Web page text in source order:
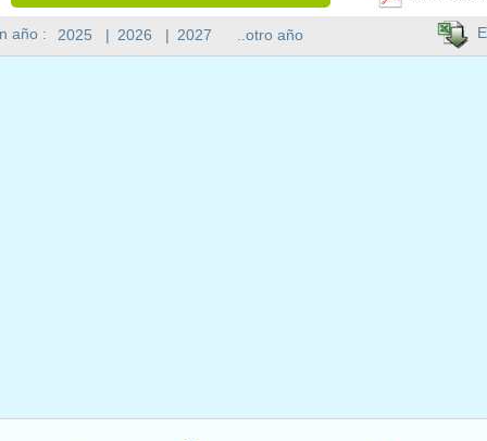
año : 2025 | 2026 | 2027 ..otro año